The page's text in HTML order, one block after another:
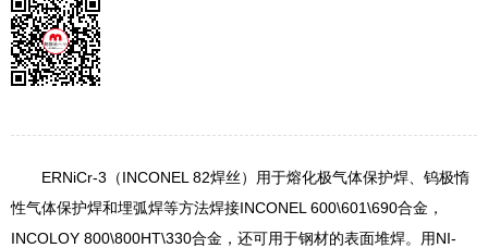
ERNiCr-3（INCONEL 82焊丝）用于熔化极气体保护焊、钨极惰
性气体保护焊和埋弧焊等方法焊接INCONEL 600\601\690合金，
INCOLOY 800\800HT\330合金，还可用于钢材的表面堆焊。用NI-